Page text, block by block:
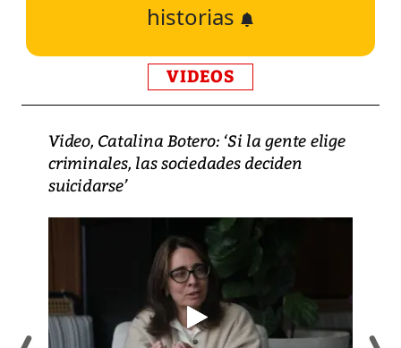
historias
VIDEOS
Video, Catalina Botero: ‘Si la gente elige
criminales, las sociedades deciden
suicidarse’